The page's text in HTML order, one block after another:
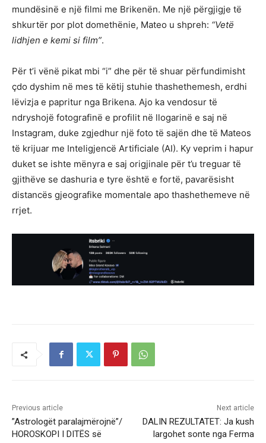
mundësinë e një filmi me Brikenën. Me një përgjigje të
shkurtër por plot domethënie, Mateo u shpreh: “Vetë
lidhjen e kemi si film”.
Për t’i vënë pikat mbi “i” dhe për të shuar përfundimisht
çdo dyshim në mes të këtij stuhie thashethemesh, erdhi
lëvizja e papritur nga Brikena. Ajo ka vendosur të
ndryshojë fotografinë e profilit në llogarinë e saj në
Instagram, duke zgjedhur një foto të sajën dhe të Mateos
të krijuar me Inteligjencë Artificiale (AI). Ky veprim i hapur
duket se ishte mënyra e saj origjinale për t’u treguar të
gjithëve se dashuria e tyre është e fortë, pavarësisht
distancës gjeografike momentale apo thashethemeve në
rrjet.
Previous article
”Astrologët paralajmërojnë”/
HOROSKOPI I DITËS së
Next article
DALIN REZULTATET: Ja kush
largohet sonte nga Ferma